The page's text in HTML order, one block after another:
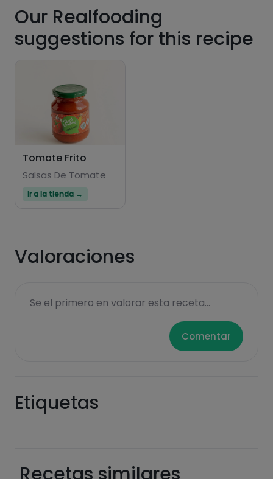
Hazte PLUS para ver la información nutricional
Our Realfooding
suggestions for this recipe
Tomate Frito
Salsas De Tomate
Ir a la tienda →
Valoraciones
Se el primero en valorar esta receta...
Comentar
Etiquetas